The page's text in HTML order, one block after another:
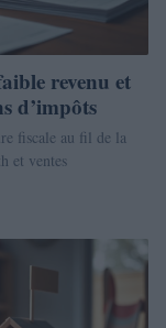
revenu et
d’impôts
fiscale au fil de la
et ventes